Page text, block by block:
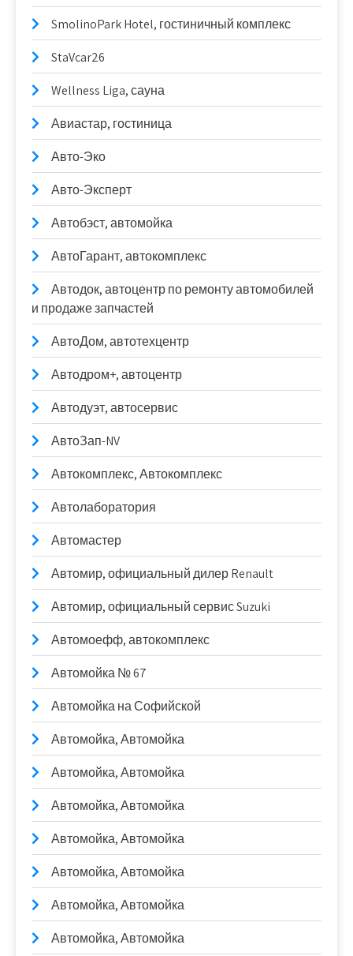
SmolinoPark Hotel, гостиничный комплекс
StaVcar26
Wellness Liga, сауна
Авиастар, гостиница
Авто-Эко
Авто-Эксперт
Автобэст, автомойка
АвтоГарант, автокомплекс
Автодок, автоцентр по ремонту автомобилей
и продаже запчастей
АвтоДом, автотехцентр
Автодром+, автоцентр
Автодуэт, автосервис
АвтоЗап-NV
Автокомплекс, Автокомплекс
Автолаборатория
Автомастер
Автомир, официальный дилер Renault
Автомир, официальный сервис Suzuki
Автомоефф, автокомплекс
Автомойка № 67
Автомойка на Софийской
Автомойка, Автомойка
Автомойка, Автомойка
Автомойка, Автомойка
Автомойка, Автомойка
Автомойка, Автомойка
Автомойка, Автомойка
Автомойка, Автомойка